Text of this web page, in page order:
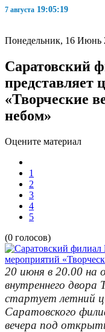
7 августа 19:05:20
Понедельник, 16 Июнь
Саратовский
представляет
«Творческие
небом»
Оцените материал
1
2
3
4
5
(0 голосов)
20 июня в 20.00 на
внутреннего
стартует летний
Саратовского
вечера под